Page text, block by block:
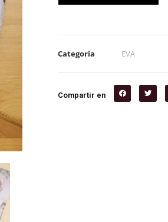
Categoría EVA
Compartir en